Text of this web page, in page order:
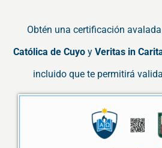
Obtén una certificación
Católica de Cuyoy Veritas in
incluido que te permitirá